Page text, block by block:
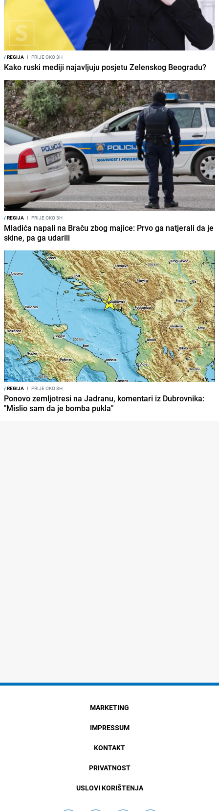
/REGIJA I PRIJE OKO 3H
Kako ruski mediji najavljuju posjetu Zelenskog Beogradu?
/REGIJA I PRIJE OKO 3H
Mladića napali na Braču zbog majice: Prvo ga natjerali da je
skine, pa ga udarili
/REGIJA I PRIJE OKO 8H
Ponovo zemljotresi na Jadranu, komentari iz Dubrovnika:
"Mislio sam da je bomba pukla"
MARKETING
IMPRESSUM
KONTAKT
PRIVATNOST
USLOVI KORIŠTENJA